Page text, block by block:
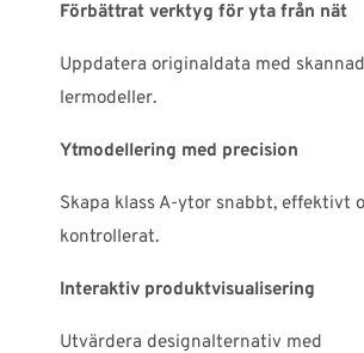
Förbättrat verktyg för yta från nät
Uppdatera originaldata med
lermodeller.
Ytmodellering med precision
Skapa klass A-ytor snabbt, effektivt
kontrollerat.
Interaktiv produktvisualisering
Utvärdera designalternativ med